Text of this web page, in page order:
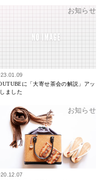
お知らせ
に「大寄せ茶会の解説」アッ
ました
お知らせ